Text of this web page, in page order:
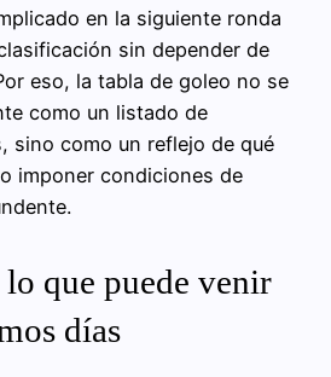
en la siguiente ronda
sin depender de
eso, la tabla de goleo no se
como un listado de
sino como un reflejo de qué
imponer condiciones de
que puede venir
días